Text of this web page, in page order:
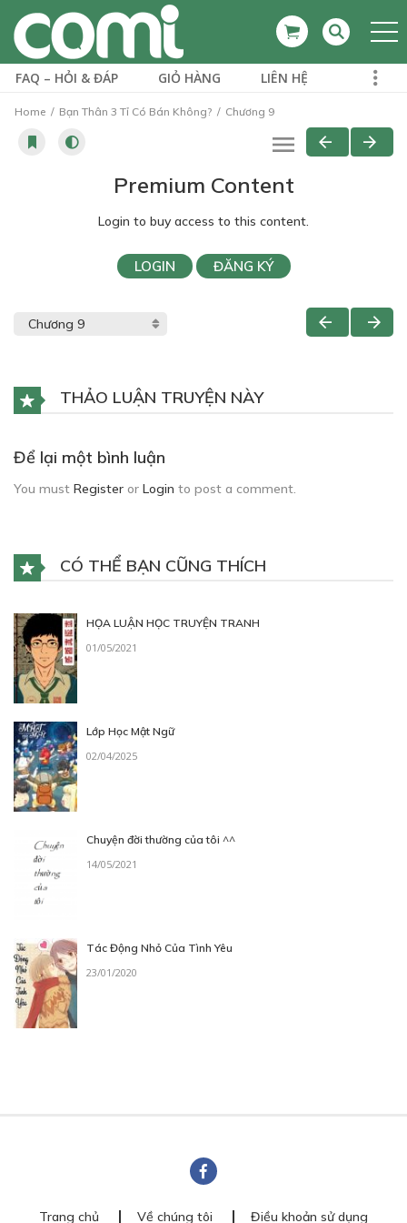
FAQ – HỎI & ĐÁP GIỎ HÀNG LIÊN HỆ
Home Bạn Thân 3 Tỉ Có Bán Không? Chương 9
Premium Content
Login to buy access to this content.
LOGIN ĐĂNG KÝ
THẢO LUẬN TRUYỆN NÀY
Để lại một bình luận
You must Register or Login to post a comment.
CÓ THỂ BẠN CŨNG THÍCH
HỌA LUẬN HỌC TRUYỆN TRANH
01/05/2021
Lớp Học Mật Ngữ
02/04/2025
Chuyện đời thường của tôi ^^
14/05/2021
Tác Động Nhỏ Của Tình Yêu
23/01/2020
Trang chủ Về chúng tôi Điều khoản sử dụng